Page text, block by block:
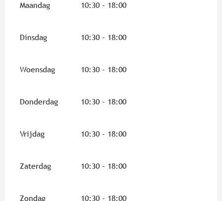
Maandag 10:30 - 18:00
Dinsdag 10:30 - 18:00
Woensdag 10:30 - 18:00
Donderdag 10:30 - 18:00
Vrijdag 10:30 - 18:00
Zaterdag 10:30 - 18:00
Zondag 10:30 - 18:00